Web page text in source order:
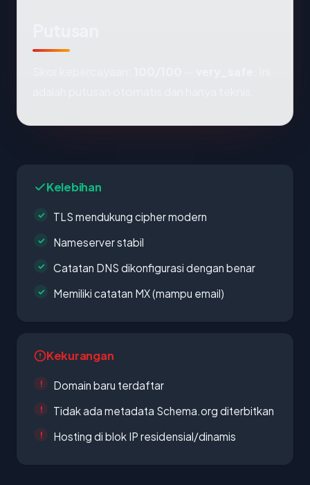
Kelebihan
TLS mendukung cipher modern
Nameserver stabil
Catatan DNS dikonfigurasi dengan benar
Memiliki catatan MX (mampu email)
Kekurangan
Domain baru terdaftar
Tidak ada metadata Schema.org diterbitkan
Hosting di blok IP residensial/dinamis